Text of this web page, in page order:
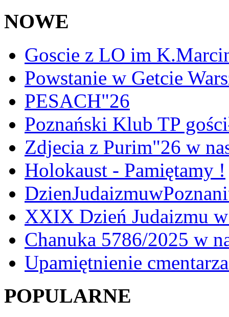
NOWE
Goscie z LO im
Powstanie w Getcie
PESACH"26
Poznański Klub TP
Zdjecia z Purim"26 w
Holokaust - Pamiętamy !
XXIX Dzień Judaizmu
Chanuka 5786/2025 w
Upamiętnienie
POPULARNE